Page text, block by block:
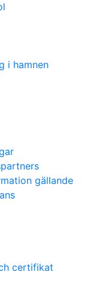
i hamnen
gällande
certifikat